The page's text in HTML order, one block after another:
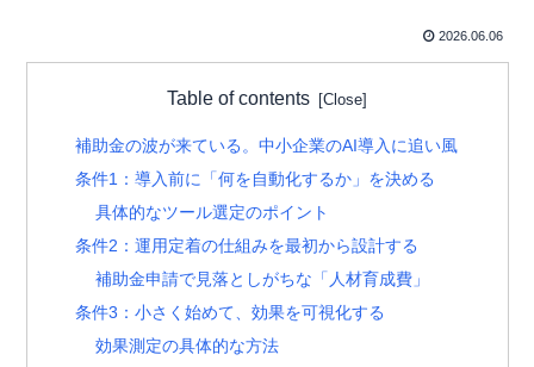
2026.06.06
Table of contents
補助金の波が来ている。中小企業のAI導入に追い風
条件1：導入前に「何を自動化するか」を決める
具体的なツール選定のポイント
条件2：運用定着の仕組みを最初から設計する
補助金申請で見落としがちな「人材育成費」
条件3：小さく始めて、効果を可視化する
効果測定の具体的な方法